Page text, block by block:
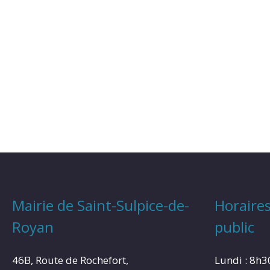
Mairie de Saint-Sulpice-de-
Royan
46B, Route de Rochefort,
public
Lundi :